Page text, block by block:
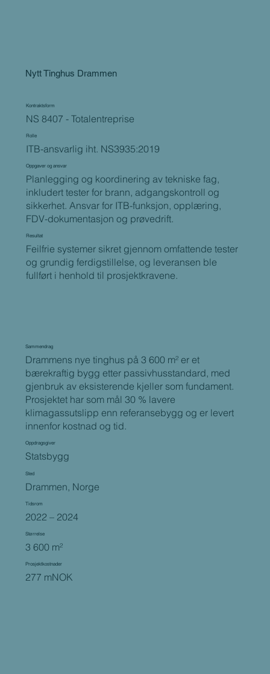
Nytt Tinghus Drammen
Kontraktsform
NS 8407 - Totalentreprise
Rolle
ITB-ansvarlig iht. NS3935:2019
Oppgaver og ansvar
Planlegging og koordinering av tekniske fag,
inkludert tester for brann, adgangskontroll og
sikkerhet. Ansvar for ITB-funksjon, opplæring,
FDV-dokumentasjon og prøvedrift.
Resultat
Feilfrie systemer sikret gjennom omfattende tester
og grundig ferdigstillelse, og leveransen ble
fullført i henhold til prosjektkravene.
Sammendrag
Drammens nye tinghus på 3 600 m² er et
bærekraftig bygg etter passivhusstandard, med
gjenbruk av eksisterende kjeller som fundament.
Prosjektet har som mål 30 % lavere
klimagassutslipp enn referansebygg og er levert
innenfor kostnad og tid.
Oppdragsgiver
Statsbygg
Sted
Drammen, Norge
Tidsrom
2022 – 2024
Størrelse
3 600 m²
Prosjektkostnader
277 mNOK